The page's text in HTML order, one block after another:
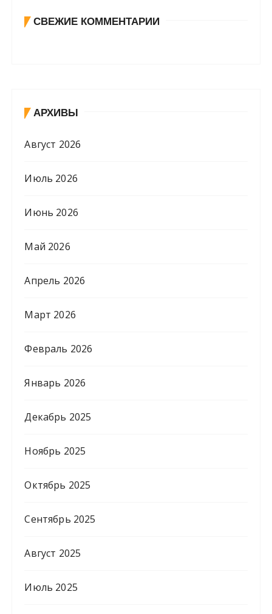
СВЕЖИЕ КОММЕНТАРИИ
АРХИВЫ
Август 2026
Июль 2026
Июнь 2026
Май 2026
Апрель 2026
Март 2026
Февраль 2026
Январь 2026
Декабрь 2025
Ноябрь 2025
Октябрь 2025
Сентябрь 2025
Август 2025
Июль 2025